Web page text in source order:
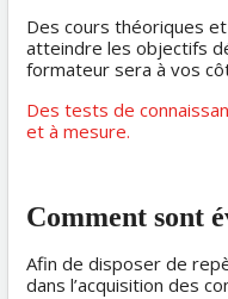
Des cours théoriques
atteindre les objectifs
formateur sera à vos
Des tests de
et à mesure.
Comment sont
Afin de disposer de
dans l’acquisition des